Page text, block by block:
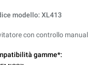
modello: XL413
con controllo
gamme*: